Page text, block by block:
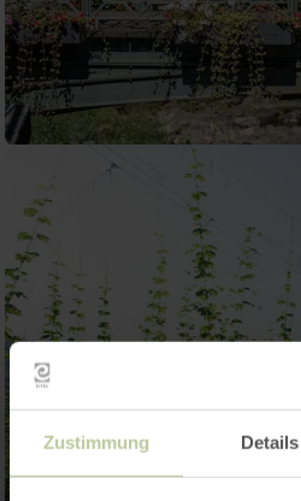
Zustimmung Details